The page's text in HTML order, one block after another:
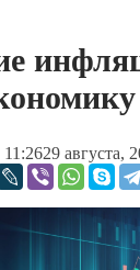
11:2629 августа,